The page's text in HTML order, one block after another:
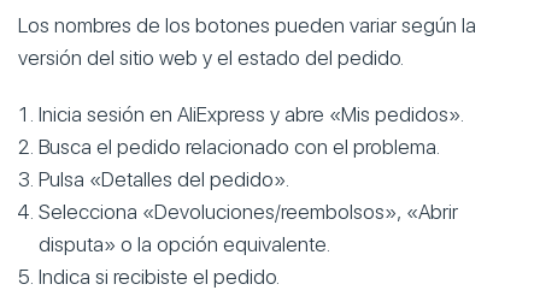
Los nombres de los botones pueden variar según la
versión del sitio web y el estado del pedido.
Inicia sesión en AliExpress y abre «Mis pedidos».
Busca el pedido relacionado con el problema.
Pulsa «Detalles del pedido».
Selecciona «Devoluciones/reembolsos», «Abrir
disputa» o la opción equivalente.
Indica si recibiste el pedido.